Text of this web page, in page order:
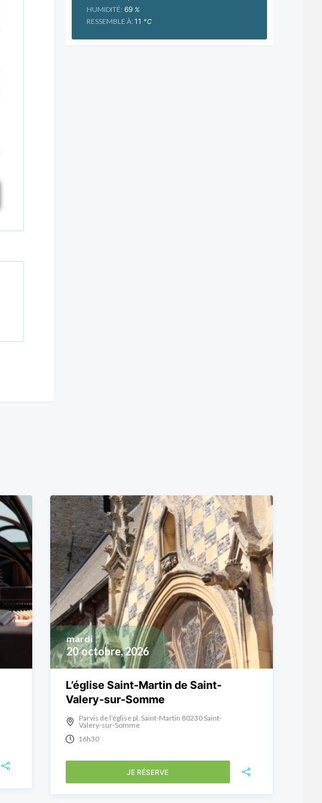
HUMIDITÉ: 69%
RESSEMBLE À: 11 °C
20 octobre, 2026
mardi
L’église Saint-Martin de Saint-
Valery-sur-Somme
Parvis de l’église pl. Saint-Martin 80230 Saint-
Valery-sur-Somme
16h30
JE RÉSERVE